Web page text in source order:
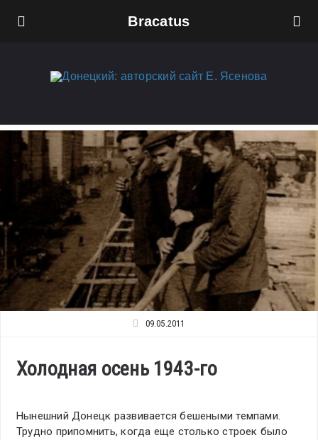
Bracatus
09.05.2011
Холодная осень 1943-го
Нынешний Донецк развивается бешеными темпами.
Трудно припомнить, когда еще столько строек было